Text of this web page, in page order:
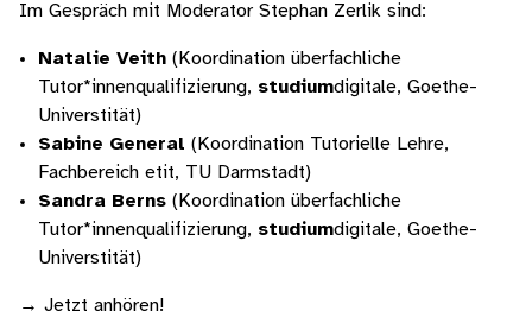
Im Gespräch mit Moderator Stephan Zerlik sind:
Natalie Veith (Koordination überfachliche
Tutor*innenqualifizierung, studiumdigitale, Goethe-
Universtität)
Sabine General (Koordination Tutorielle Lehre,
Fachbereich etit, TU Darmstadt)
Sandra Berns (Koordination überfachliche
Tutor*innenqualifizierung, studiumdigitale, Goethe-
Universtität)
→ Jetzt anhören!